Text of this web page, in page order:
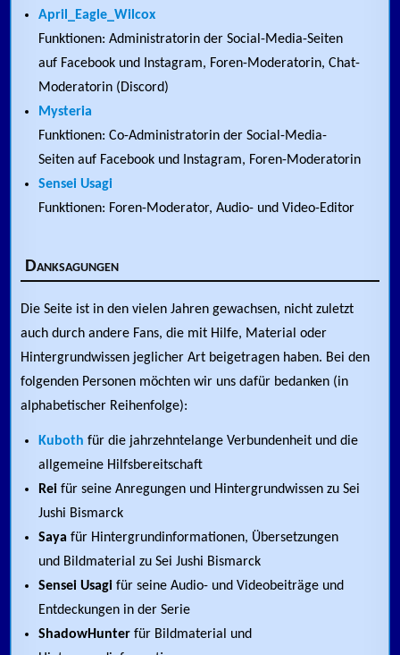
April_Eagle_Wilcox
Funktionen: Administratorin der Social-Media-Seiten
auf Facebook und Instagram, Foren-Moderatorin, Chat-
Moderatorin (Discord)
Mysteria
Funktionen: Co-Administratorin der Social-Media-
Seiten auf Facebook und Instagram, Foren-Moderatorin
Sensei Usagi
Funktionen: Foren-Moderator, Audio- und Video-Editor
Danksagungen
Die Seite ist in den vielen Jahren gewachsen, nicht zuletzt
auch durch andere Fans, die mit Hilfe, Material oder
Hintergrundwissen jeglicher Art beigetragen haben. Bei den
folgenden Personen möchten wir uns dafür bedanken (in
alphabetischer Reihenfolge):
Kuboth für die jahrzehntelange Verbundenheit und die
allgemeine Hilfsbereitschaft
Rei für seine Anregungen und Hintergrundwissen zu Sei
Jushi Bismarck
Saya für Hintergrundinformationen, Übersetzungen
und Bildmaterial zu Sei Jushi Bismarck
Sensei Usagi für seine Audio- und Videobeiträge und
Entdeckungen in der Serie
ShadowHunter für Bildmaterial und